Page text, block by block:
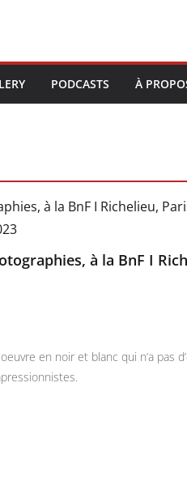
PODCASTS À
à la BnF I
en noir et blanc qui n’a pas